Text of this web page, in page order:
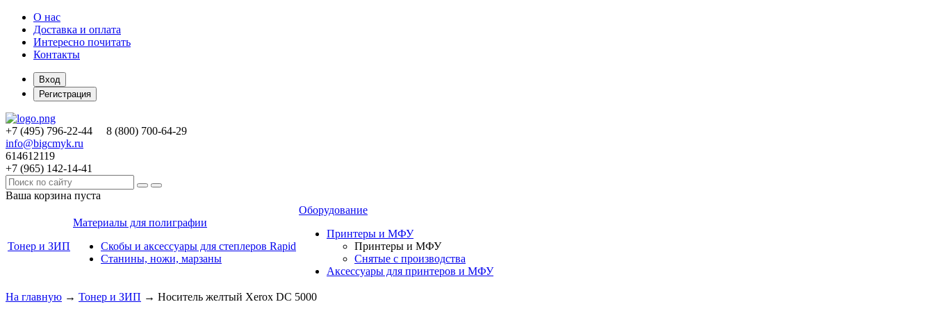
О нас
Доставка и оплата
Интересно почитать
Контакты
Вход
Регистрация
+7 (495) 796-22-44 8 (800) 700-64-29
info@bigcmyk.ru
614612119
+7 (965) 142-14-41
Ваша корзина пуста
Тонер и ЗИП
Материалы для полиграфии
Скобы и аксессуары для степлеров Rapid
Станины, ножи, марзаны
Оборудование
Принтеры и МФУ
Принтеры и МФУ
Снятые с производства
Аксессуары для принтеров и МФУ
На главную → Тонер и ЗИП → Носитель желтый Xerox DC 5000